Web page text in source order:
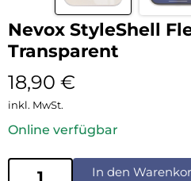
Nevox StyleShell
Transparent
18,90 €
inkl. MwSt.
Online verfügbar
In den